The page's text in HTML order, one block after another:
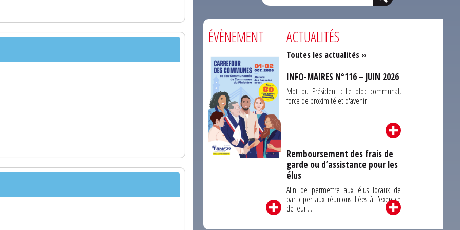
ÉVÈNEMENT ACTUALITÉS
Toutes les actualités »
INFO-MAIRES N°116 – JUIN 2026
Mot du Président : Le bloc communal,
force de proximité et d'avenir
Remboursement des frais de
garde ou d’assistance pour les
élus
Afin de permettre aux élus locaux de
participer aux réunions liées à l’exercice
de leur ...